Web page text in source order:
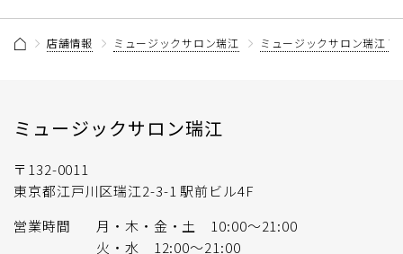
店舗情報 ミュージックサロン瑞江 ミュージックサロン瑞江
ミュージックサロン瑞江
〒132-0011
東京都江戸川区瑞江2-3-1 駅前ビル4F
営業時間
月・木・金・土 10:00～21:00
火・水 12:00～21:00